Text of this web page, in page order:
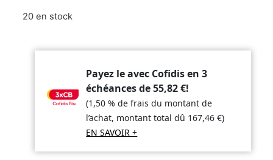
20 en stock
Payez le avec Cofidis en 3
échéances de55,82€!
(1,50 % de frais du montant de
l’achat, montant total dû 167,46€)
EN SAVOIR +